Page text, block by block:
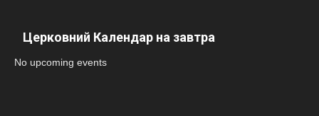
Церковний Календар на завтра
No upcoming events